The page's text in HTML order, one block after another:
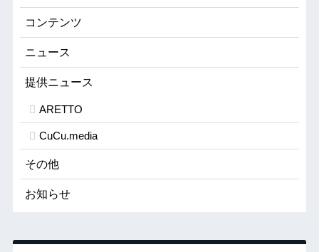
コンテンツ
ニュース
提供ニュース
ARETTO
CuCu.media
その他
お知らせ